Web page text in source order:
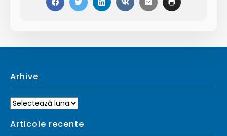
Arhive
Arhive
Articole recente